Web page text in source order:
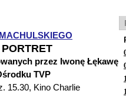
przez Iwonę Łękawę
TVP
15.30, Kino Charlie